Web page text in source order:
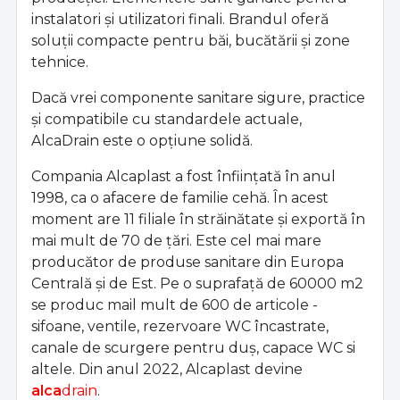
instalatori și utilizatori finali. Brandul oferă
soluții compacte pentru băi, bucătării și zone
tehnice.
Dacă vrei componente sanitare sigure, practice
și compatibile cu standardele actuale,
AlcaDrain este o opțiune solidă.
Compania Alcaplast a fost înființată în anul
1998, ca o afacere de familie cehă. În acest
moment are 11 filiale în străinătate și exportă în
mai mult de 70 de țări. Este cel mai mare
producător de produse sanitare din Europa
Centrală și de Est. Pe o suprafață de 60000 m2
se produc mail mult de 600 de articole -
sifoane, ventile, rezervoare WC încastrate,
canale de scurgere pentru duș, capace WC si
altele. Din anul 2022, Alcaplast devine
alcadrain.